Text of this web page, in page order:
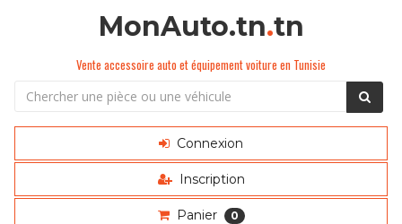
MonAuto.tn.tn
Vente accessoire auto et équipement voiture en Tunisie
Connexion
Inscription
Panier 0